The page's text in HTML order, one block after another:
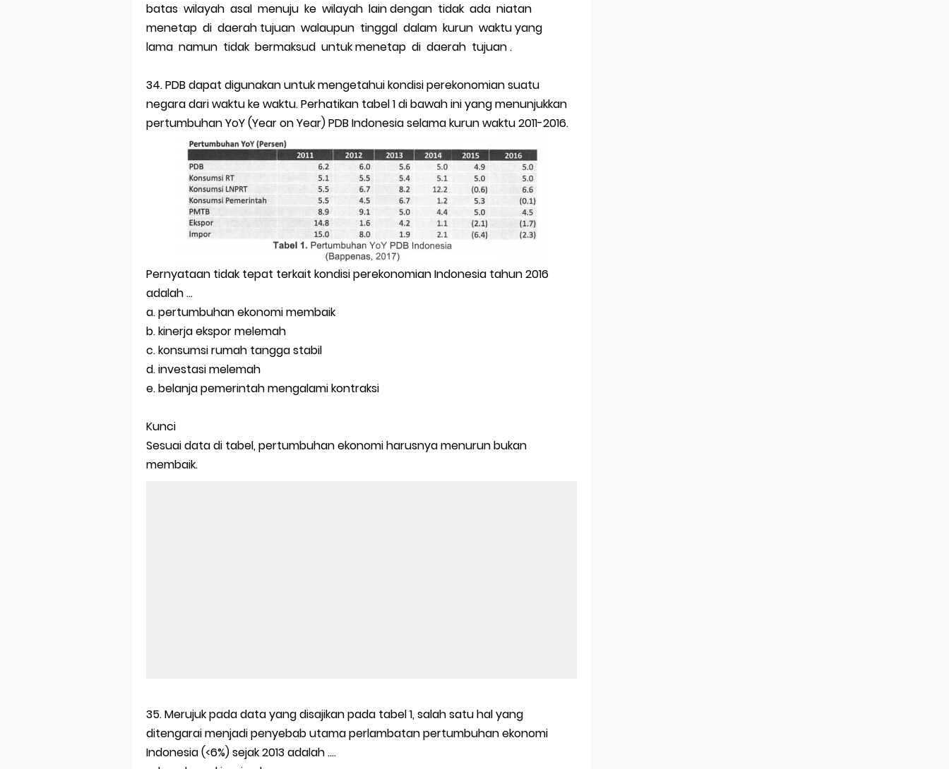
batas wilayah asal menuju ke wilayah lain dengan tidak ada niatan
menetap di daerah tujuan walaupun tinggal dalam kurun waktu yang
lama namun tidak bermaksud untuk menetap di daerah tujuan .
34. PDB dapat digunakan untuk mengetahui kondisi perekonomian suatu
negara dari waktu ke waktu. Perhatikan tabel 1 di bawah ini yang menunjukkan
pertumbuhan YoY (Year on Year) PDB Indonesia selama kurun waktu 2011-2016.
Pernyataan tidak tepat terkait kondisi perekonomian Indonesia tahun 2016
adalah ...
a. pertumbuhan ekonomi membaik
b. kinerja ekspor melemah
c. konsumsi rumah tangga stabil
d. investasi melemah
e. belanja pemerintah mengalami kontraksi
Kunci
Sesuai data di tabel, pertumbuhan ekonomi harusnya menurun bukan
membaik.
35. Merujuk pada data yang disajikan pada tabel 1, salah satu hal yang
ditengarai menjadi penyebab utama perlambatan pertumbuhan ekonomi
Indonesia (<6%) sejak 2013 adalah ....